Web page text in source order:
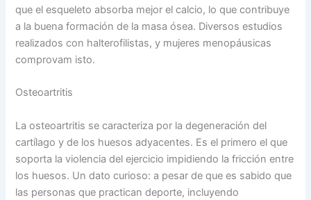
que el esqueleto absorba mejor el calcio, lo que contribuye
a la buena formación de la masa ósea. Diversos estudios
realizados con halterofilistas, y mujeres menopáusicas
comprovam isto.
Osteoartritis
La osteoartritis se caracteriza por la degeneración del
cartílago y de los huesos adyacentes. Es el primero el que
soporta la violencia del ejercicio impidiendo la fricción entre
los huesos. Un dato curioso: a pesar de que es sabido que
las personas que practican deporte, incluyendo